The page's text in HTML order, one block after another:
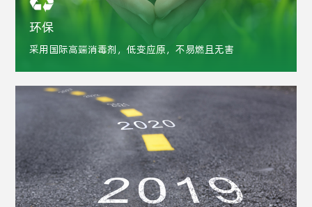
环保
采用国际高端消毒剂，低变应原，不易燃且无害